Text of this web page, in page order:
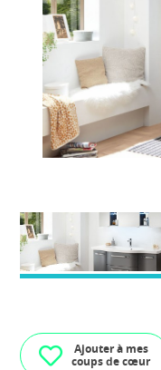
Ajouter à mes
coups de cœur